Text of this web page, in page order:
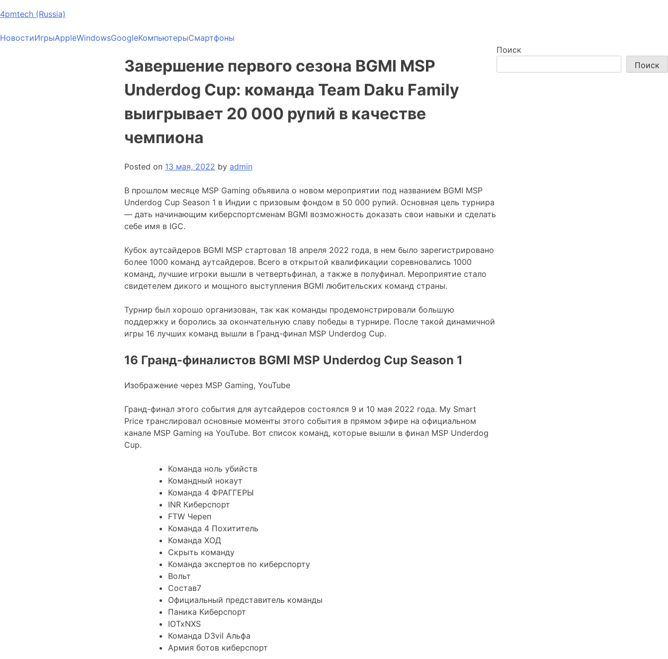
4pmtech (Russia)
НовостиИгрыAppleWindowsGoogleКомпьютерыСмартфоны
Завершение первого сезона BGMI MSP
Underdog Cup: команда Team Daku Family
выигрывает 20 000 рупий в качестве
чемпиона
Posted on 13 мая, 2022 by admin
В прошлом месяце MSP Gaming объявила о новом мероприятии под названием BGMI MSP
Underdog Cup Season 1 в Индии с призовым фондом в 50 000 рупий. Основная цель турнира
— дать начинающим киберспортсменам BGMI возможность доказать свои навыки и сделать
себе имя в IGC.
Кубок аутсайдеров BGMI MSP стартовал 18 апреля 2022 года, в нем было зарегистрировано
более 1000 команд аутсайдеров. Всего в открытой квалификации соревновались 1000
команд, лучшие игроки вышли в четвертьфинал, а также в полуфинал. Мероприятие стало
свидетелем дикого и мощного выступления BGMI любительских команд страны.
Турнир был хорошо организован, так как команды продемонстрировали большую
поддержку и боролись за окончательную славу победы в турнире. После такой динамичной
игры 16 лучших команд вышли в Гранд-финал MSP Underdog Cup.
16 Гранд-финалистов BGMI MSP Underdog Cup Season 1
Изображение через MSP Gaming, YouTube
Гранд-финал этого события для аутсайдеров состоялся 9 и 10 мая 2022 года. My Smart
Price транслировал основные моменты этого события в прямом эфире на официальном
канале MSP Gaming на YouTube. Вот список команд, которые вышли в финал MSP Underdog
Cup.
Команда ноль убийств
Командный нокаут
Команда 4 ФРАГГЕРЫ
INR Киберспорт
FTW Череп
Команда 4 Похититель
Команда ХОД
Скрыть команду
Команда экспертов по киберспорту
Вольт
Состав7
Официальный представитель команды
Паника Киберспорт
IOTxNXS
Команда D3vil Альфа
Армия ботов киберспорт
Поиск
Поиск